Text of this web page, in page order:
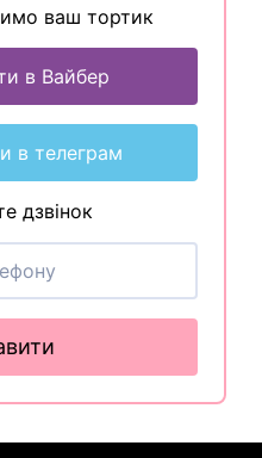
ваш тортик
в Вайбер
в телеграм
дзвінок